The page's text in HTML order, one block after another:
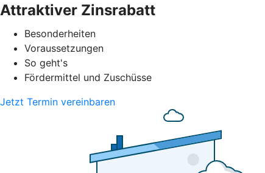
Attraktiver Zinsrabatt
Besonderheiten
Voraussetzungen
So geht's
Fördermittel und Zuschüsse
Jetzt Termin vereinbaren